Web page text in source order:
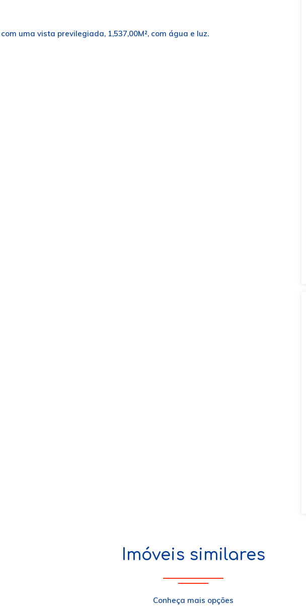
uma vista previlegiada, 1,537,00M², com água e luz.
Imóveis similares
Conheça mais opções